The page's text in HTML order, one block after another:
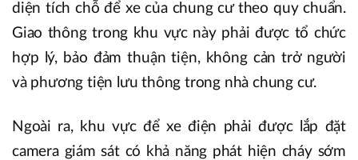
diện tích chỗ để xe của chung cư theo quy chuẩn.
Giao thông trong khu vực này phải được tổ chức
hợp lý, bảo đảm thuận tiện, không cản trở người
và phương tiện lưu thông trong nhà chung cư.
Ngoài ra, khu vực để xe điện phải được lắp đặt
camera giám sát có khả năng phát hiện cháy sớm